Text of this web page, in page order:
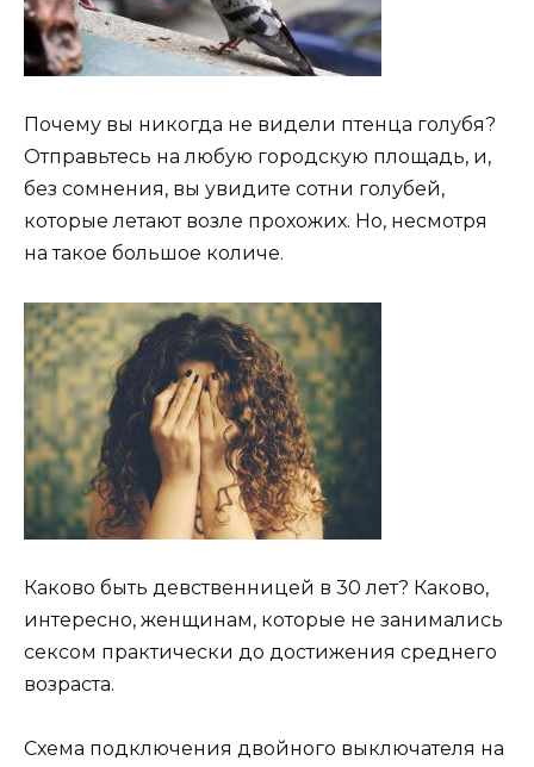
Почему вы никогда не видели птенца голубя?
Отправьтесь на любую городскую площадь, и,
без сомнения, вы увидите сотни голубей,
которые летают возле прохожих. Но, несмотря
на такое большое количе.
Каково быть девственницей в 30 лет? Каково,
интересно, женщинам, которые не занимались
сексом практически до достижения среднего
возраста.
Схема подключения двойного выключателя на